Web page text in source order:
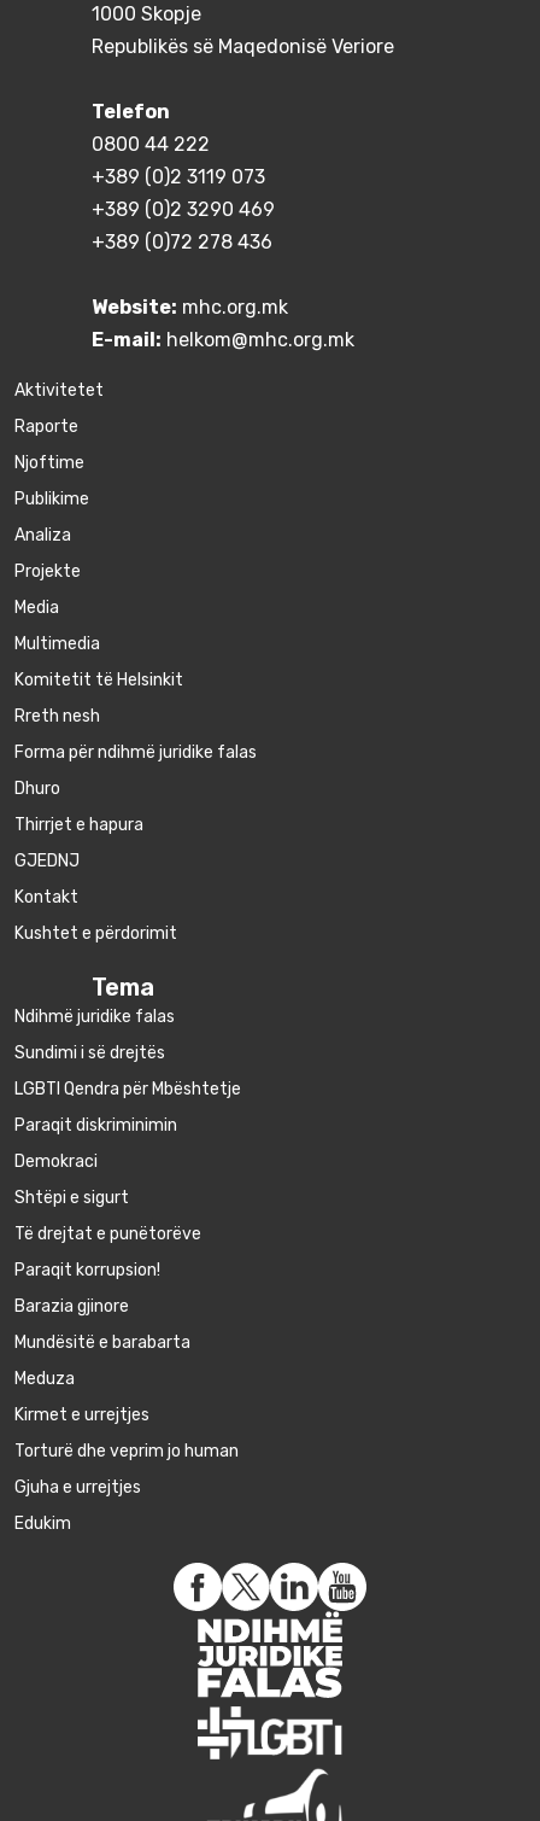
1000 Skopje
Republikës së Maqedonisë Veriore
Telefon
0800 44 222
+389 (0)2 3119 073
+389 (0)2 3290 469
+389 (0)72 278 436
Website: mhc.org.mk
E-mail: helkom@mhc.org.mk
Aktivitetet
Raporte
Njoftime
Publikime
Аnaliza
Projekte
Media
Multimedia
Komitetit të Helsinkit
Rreth nesh
Forma për ndihmë juridike falas
Dhuro
Thirrjet e hapura
GJEDNJ
Kontakt
Kushtet e përdorimit
Tema
Ndihmë juridike falas
Sundimi i së drejtës
LGBTI Qendra për Mbështetje
Paraqit diskriminimin
Demokraci
Shtëpi e sigurt
Të drejtat e punëtorëve
Paraqit korrupsion!
Barazia gjinore
Mundësitë e barabarta
Meduza
Kirmet e urrejtjes
Torturë dhe veprim jo human
Gjuha e urrejtjes
Edukim